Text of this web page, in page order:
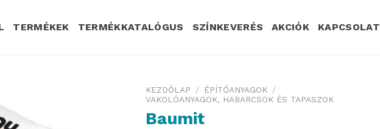
TERMÉKEK TERMÉKKATALÓGUS SZÍNKEVERÉS AKCIÓK KAPCSOLAT
KEZDŐLAP / ÉPÍTŐANYAGOK /
VAKOLÓANYAGOK, HABARCSOK ÉS TAPASZOK
Baumit